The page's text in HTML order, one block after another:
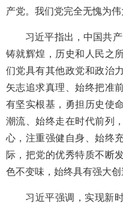
产党。我们党完全无愧为伟
习近平指出，中国共
铸就辉煌，历史和人民之
们党具有其他政党和政治
矢志追求真理、始终把准
有坚实根基，勇担历史使
潮流、始终走在时代前列
心，注重强健自身、始终
际，把党的优秀特质不断
色不变味，始终具有强大创
习近平强调，实现新